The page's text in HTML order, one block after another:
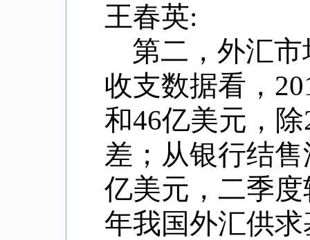
王春英:
第二，外汇
收支数据看，
和46亿美元，
差；从银行结
亿美元，二季
年我国外汇供